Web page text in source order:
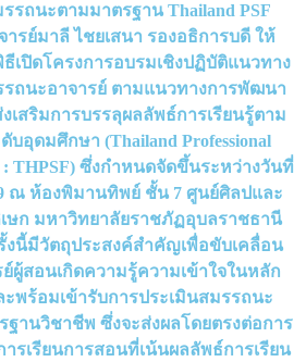
รรถนะตามมาตรฐาน Thailand PSF
มาลี ไชยเสนา รองอธิการบดี ให้
เปิดโครงการอบรมเชิงปฏิบัติแนวทาง
รถนะอาจารย์ ตามแนวทางการพัฒนา
เสริมการบรรลุผลลัพธ์การเรียนรู้ตาม
อุดมศึกษา (Thailand Professional
: THPSF) ซึ่งกำหนดจัดขึ้นระหว่างวันที่
ณ ห้องพิมานทิพย์ ชั้น 7 ศูนย์ศิลปและ
ก มหาวิทยาลัยราชภัฏอุบลราชธานี
งนี้มีวัตถุประสงค์สำคัญเพื่อขับเคลื่อน
ผู้สอนเกิดความรู้ความเข้าใจในหลัก
พร้อมเข้ารับการประเมินสมรรถนะ
ฐานวิชาชีพ ซึ่งจะส่งผลโดยตรงต่อการ
เรียนการสอนที่เน้นผลลัพธ์การเรียน